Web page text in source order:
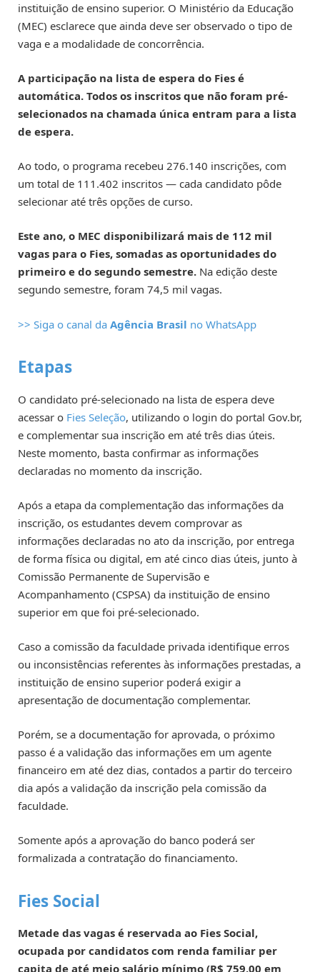
instituição de ensino superior. O Ministério da Educação
(MEC) esclarece que ainda deve ser observado o tipo de
vaga e a modalidade de concorrência.
A participação na lista de espera do Fies é
automática. Todos os inscritos que não foram pré-
selecionados na chamada única entram para a lista
de espera.
Ao todo, o programa recebeu 276.140 inscrições, com
um total de 111.402 inscritos — cada candidato pôde
selecionar até três opções de curso.
Este ano, o MEC disponibilizará mais de 112 mil
vagas para o Fies, somadas as oportunidades do
primeiro e do segundo semestre. Na edição deste
segundo semestre, foram 74,5 mil vagas.
>> Siga o canal da Agência Brasil no WhatsApp
Etapas
O candidato pré-selecionado na lista de espera deve
acessar o Fies Seleção, utilizando o login do portal Gov.br,
e complementar sua inscrição em até três dias úteis.
Neste momento, basta confirmar as informações
declaradas no momento da inscrição.
Após a etapa da complementação das informações da
inscrição, os estudantes devem comprovar as
informações declaradas no ato da inscrição, por entrega
de forma física ou digital, em até cinco dias úteis, junto à
Comissão Permanente de Supervisão e
Acompanhamento (CSPSA) da instituição de ensino
superior em que foi pré-selecionado.
Caso a comissão da faculdade privada identifique erros
ou inconsistências referentes às informações prestadas, a
instituição de ensino superior poderá exigir a
apresentação de documentação complementar.
Porém, se a documentação for aprovada, o próximo
passo é a validação das informações em um agente
financeiro em até dez dias, contados a partir do terceiro
dia após a validação da inscrição pela comissão da
faculdade.
Somente após a aprovação do banco poderá ser
formalizada a contratação do financiamento.
Fies Social
Metade das vagas é reservada ao Fies Social,
ocupada por candidatos com renda familiar per
capita de até meio salário mínimo (R$ 759,00 em